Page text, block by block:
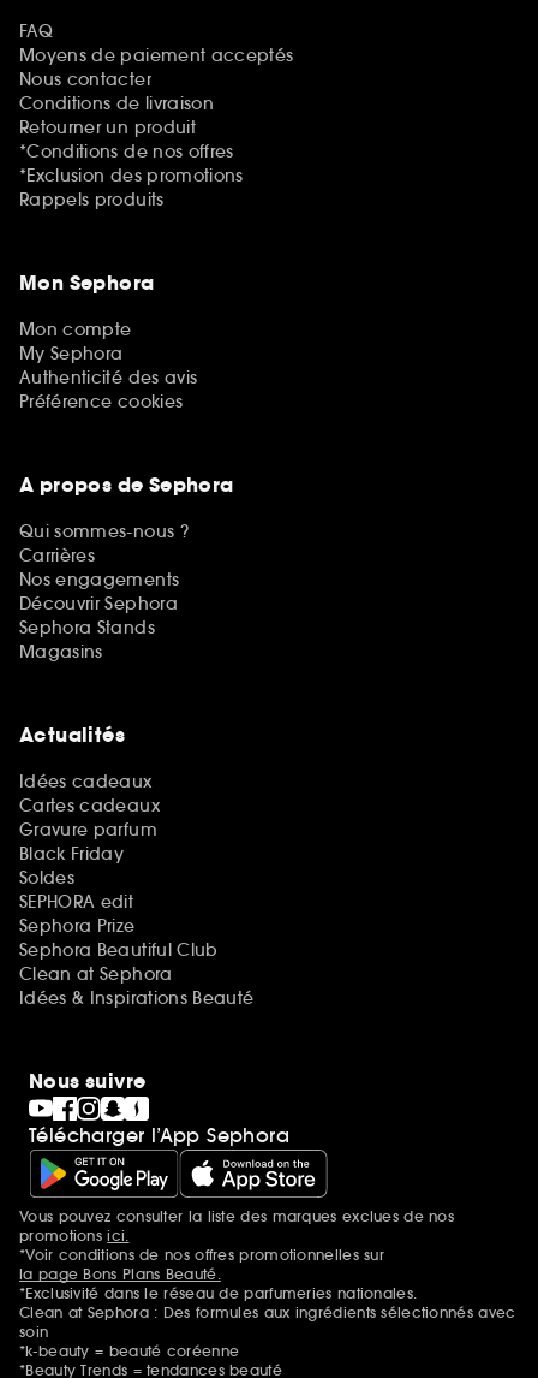
FAQ
Moyens de paiement acceptés
Nous contacter
Conditions de livraison
Retourner un produit
*Conditions de nos offres
*Exclusion des promotions
Rappels produits
Mon Sephora
Mon compte
My Sephora
Authenticité des avis
Préférence cookies
A propos de Sephora
Qui sommes-nous ?
Carrières
Nos engagements
Découvrir Sephora
Sephora Stands
Magasins
Actualités
Idées cadeaux
Cartes cadeaux
Gravure parfum
Black Friday
Soldes
SEPHORA edit
Sephora Prize
Sephora Beautiful Club
Clean at Sephora
Idées & Inspirations Beauté
Nous suivre
Télécharger l’App Sephora
Mentions additionnelles
Vous pouvez consulter la liste des marques exclues de nos
promotionsici.
*Voir conditions de nos offres promotionnelles sur
la page Bons Plans Beauté.
*Exclusivité dans le réseau de parfumeries nationales.
Clean at Sephora : Des formules aux ingrédients sélectionnés avec
soin
*k-beauty = beauté coréenne
*Beauty Trends = tendances beauté